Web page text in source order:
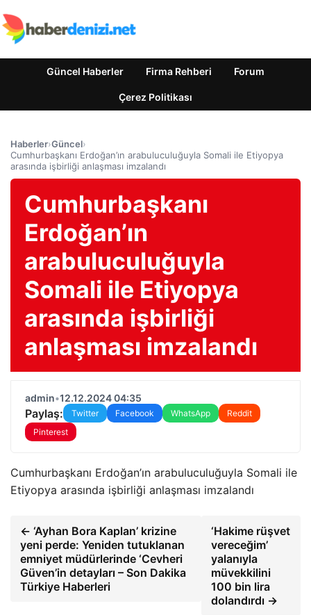
Güncel Haberler Firma Rehberi Forum
Çerez Politikası
Haberler›Güncel›
Cumhurbaşkanı Erdoğan’ın arabuluculuğuyla Somali ile Etiyopya
arasında işbirliği anlaşması imzalandı
Cumhurbaşkanı
Erdoğan’ın
arabuluculuğuyla
Somali ile Etiyopya
arasında işbirliği
anlaşması imzalandı
admin•12.12.2024 04:35
Paylaş: Twitter Facebook WhatsApp
Reddit
Pinterest
Cumhurbaşkanı Erdoğan’ın arabuluculuğuyla Somali ile
Etiyopya arasında işbirliği anlaşması imzalandı
← ‘Ayhan Bora Kaplan’ krizine
yeni perde: Yeniden tutuklanan
emniyet müdürlerinde ‘Cevheri
Güven’in detayları – Son Dakika
Türkiye Haberleri
‘Hakime rüşvet
vereceğim’
yalanıyla
müvekkilini
100 bin lira
dolandırdı →